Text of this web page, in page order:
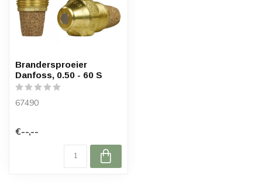
Brandersproeier
Danfoss, 0.50 - 60 S
67490
€--,--